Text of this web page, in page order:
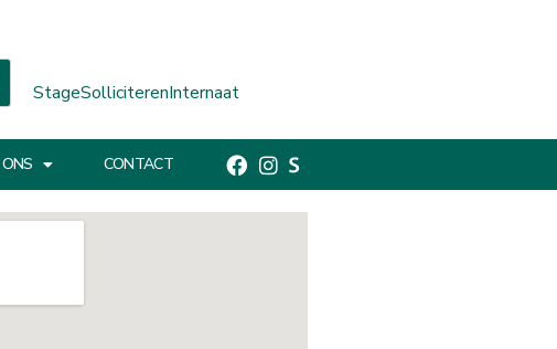
StageSolliciterenInternaat
CONTACT